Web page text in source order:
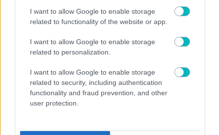
I want to allow Google to enable storage
related to functionality of the website or app.
I want to allow Google to enable storage
related to personalization.
I want to allow Google to enable storage
related to security, including authentication
functionality and fraud prevention, and other
user protection.
ΣΠΟΡ ΑΕΚ
Δυναμώνει και στο πινγκ πονγκ η ΑΕΚ – Απέκτησε
την διεθνή Σουηδή Νομίν Μπασάν